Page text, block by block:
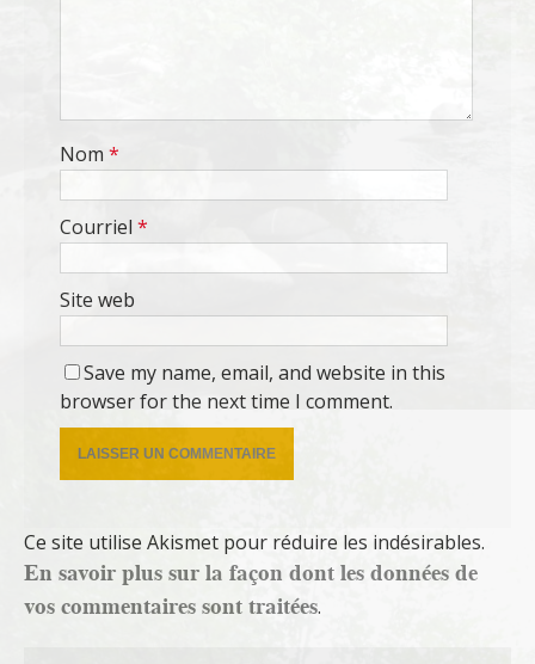
Nom *
Courriel *
Site web
Save my name, email, and website in this
browser for the next time I comment.
Ce site utilise Akismet pour réduire les indésirables.
En savoir plus sur la façon dont les données de
vos commentaires sont traitées.